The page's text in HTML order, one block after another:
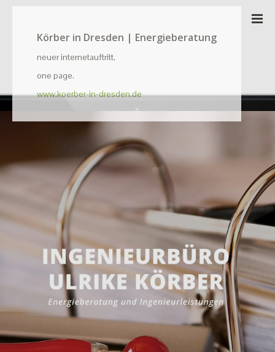
Körber in Dresden | Energieberatung
neuer internetauftritt,
one page.
www.koerber-in-dresden.de